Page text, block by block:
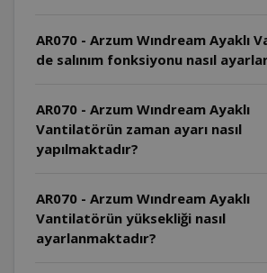
AR070 - Arzum Wındream Ayaklı
de salınım fonksiyonu nasıl
AR070 - Arzum Wındream Ayaklı
Vantilatörün zaman ayarı nasıl
yapılmaktadır?
AR070 - Arzum Wındream Ayaklı
Vantilatörün yüksekliği nasıl
ayarlanmaktadır?